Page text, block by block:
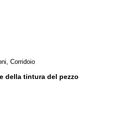
Corridoio
della tintura del pezzo